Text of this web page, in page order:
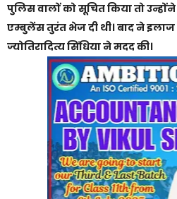
पुलिस वालों को सूचित किया तो
एम्बुलेंस तुरंत भेज दी थी। बाद ने
ज्योतिरादित्य सिंधिया ने मदद की।